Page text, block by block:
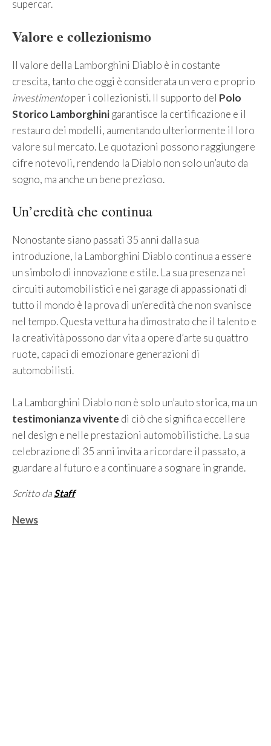
supercar.
Valore e collezionismo
Il valore della Lamborghini Diablo è in costante
crescita, tanto che oggi è considerata un vero e proprio
investimentoper i collezionisti. Il supporto del Polo
Storico Lamborghinigarantisce la certificazione e il
restauro dei modelli, aumentando ulteriormente il loro
valore sul mercato. Le quotazioni possono raggiungere
cifre notevoli, rendendo la Diablo non solo un’auto da
sogno, ma anche un bene prezioso.
Un’eredità che continua
Nonostante siano passati 35 anni dalla sua
introduzione, la Lamborghini Diablo continua a essere
un simbolo di innovazione e stile. La sua presenza nei
circuiti automobilistici e nei garage di appassionati di
tutto il mondo è la prova di un’eredità che non svanisce
nel tempo. Questa vettura ha dimostrato che il talento e
la creatività possono dar vita a opere d’arte su quattro
ruote, capaci di emozionare generazioni di
automobilisti.
La Lamborghini Diablo non è solo un’auto storica, ma un
testimonianza vivente di ciò che significa eccellere
nel design e nelle prestazioni automobilistiche. La sua
celebrazione di 35 anni invita a ricordare il passato, a
guardare al futuro e a continuare a sognare in grande.
Scritto da Staff
Categorie
News